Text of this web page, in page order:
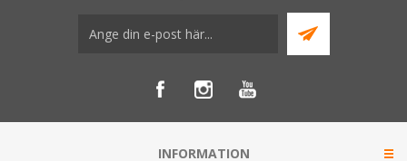
INFORMATION